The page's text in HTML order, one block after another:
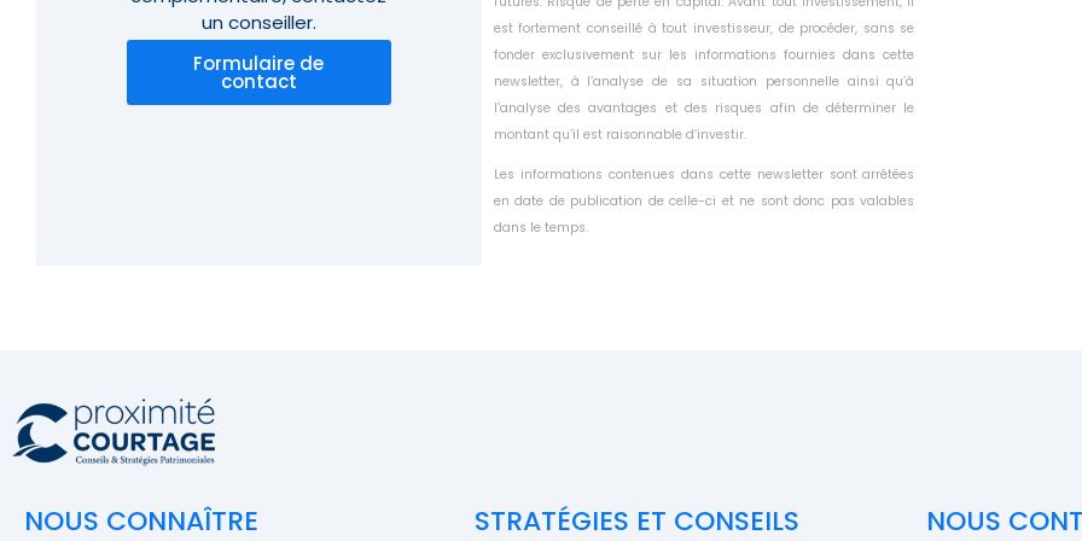
un conseiller.
Formulaire de
contact
est fortement conseillé à tout investisseur, de procéder, sans se
fonder exclusivement sur les informations fournies dans cette
newsletter, à l’analyse de sa situation personnelle ainsi qu’à
l’analyse des avantages et des risques afin de déterminer le
montant qu’il est raisonnable d’investir.
Les informations contenues dans cette newsletter sont arrêtées
en date de publication de celle-ci et ne sont donc pas valables
dans le temps.
NOUS CONNAÎTRE STRATÉGIES ET CONSEILS NOUS